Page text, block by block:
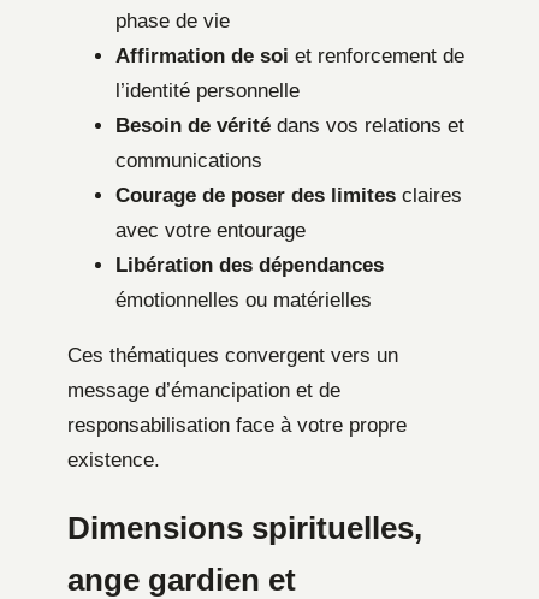
phase de vie
Affirmation de soi et renforcement de
l’identité personnelle
Besoin de vérité dans vos relations et
communications
Courage de poser des limites claires
avec votre entourage
Libération des dépendances
émotionnelles ou matérielles
Ces thématiques convergent vers un
message d’émancipation et de
responsabilisation face à votre propre
existence.
Dimensions spirituelles,
ange gardien et